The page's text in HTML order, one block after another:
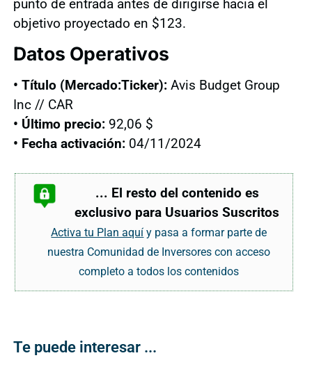
punto de entrada antes de dirigirse hacia el
objetivo proyectado en $123.
Datos Operativos
• Título (Mercado:Ticker): Avis Budget Group
Inc // CAR
• Último precio: 92,06 $
• Fecha activación: 04/11/2024
... El resto del contenido es
exclusivo para Usuarios Suscritos
Activa tu Plan aquí y pasa a formar parte de
nuestra Comunidad de Inversores con acceso
completo a todos los contenidos
Te puede interesar ...